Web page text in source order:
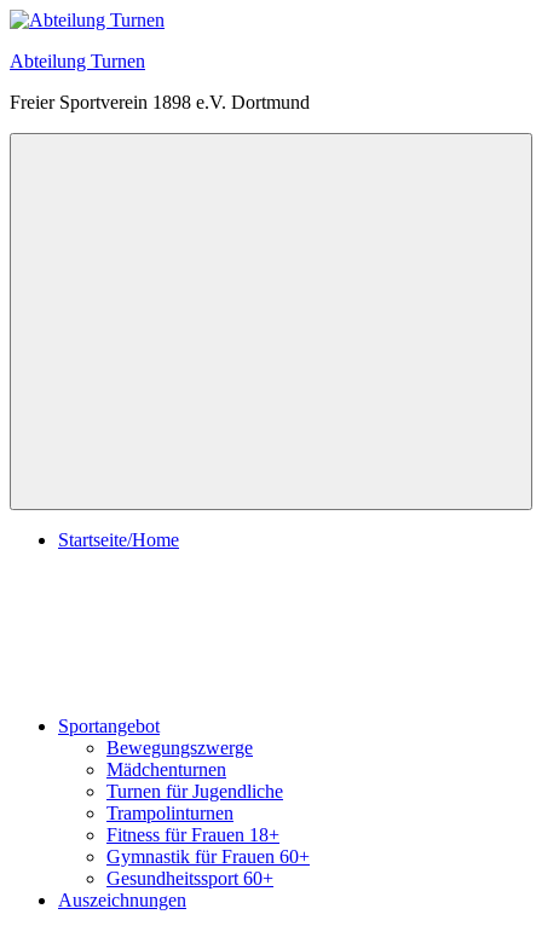
Zum
springen
Abteilung Turnen
Freier Sportverein 1898 e.V. Dortmund
Startseite/Home
Sportangebot
Bewegungszwerge
Mädchenturnen
Turnen für Jugendliche
Trampolinturnen
Fitness für Frauen 18+
Gymnastik für Frauen 60+
Gesundheitssport 60+
Auszeichnungen